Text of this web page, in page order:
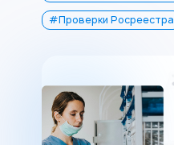
#Проверки Росреестра